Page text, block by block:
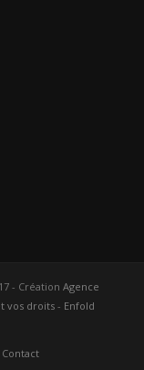
- Création Agence
vos droits- Enfold
Contact